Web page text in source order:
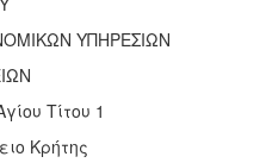
ΥΠΗΡΕΣΙΩΝ
Τίτου 1
Κρήτης